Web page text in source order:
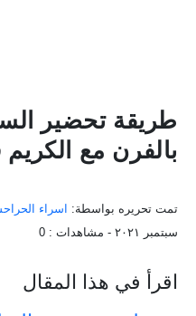
طريقة تحضير
بالفرن مع
تمت تحريره بواسطة: اسراء
سبتمبر ٢٠٢١
- مشاهدات : 0
اقرأ في هذا المقال